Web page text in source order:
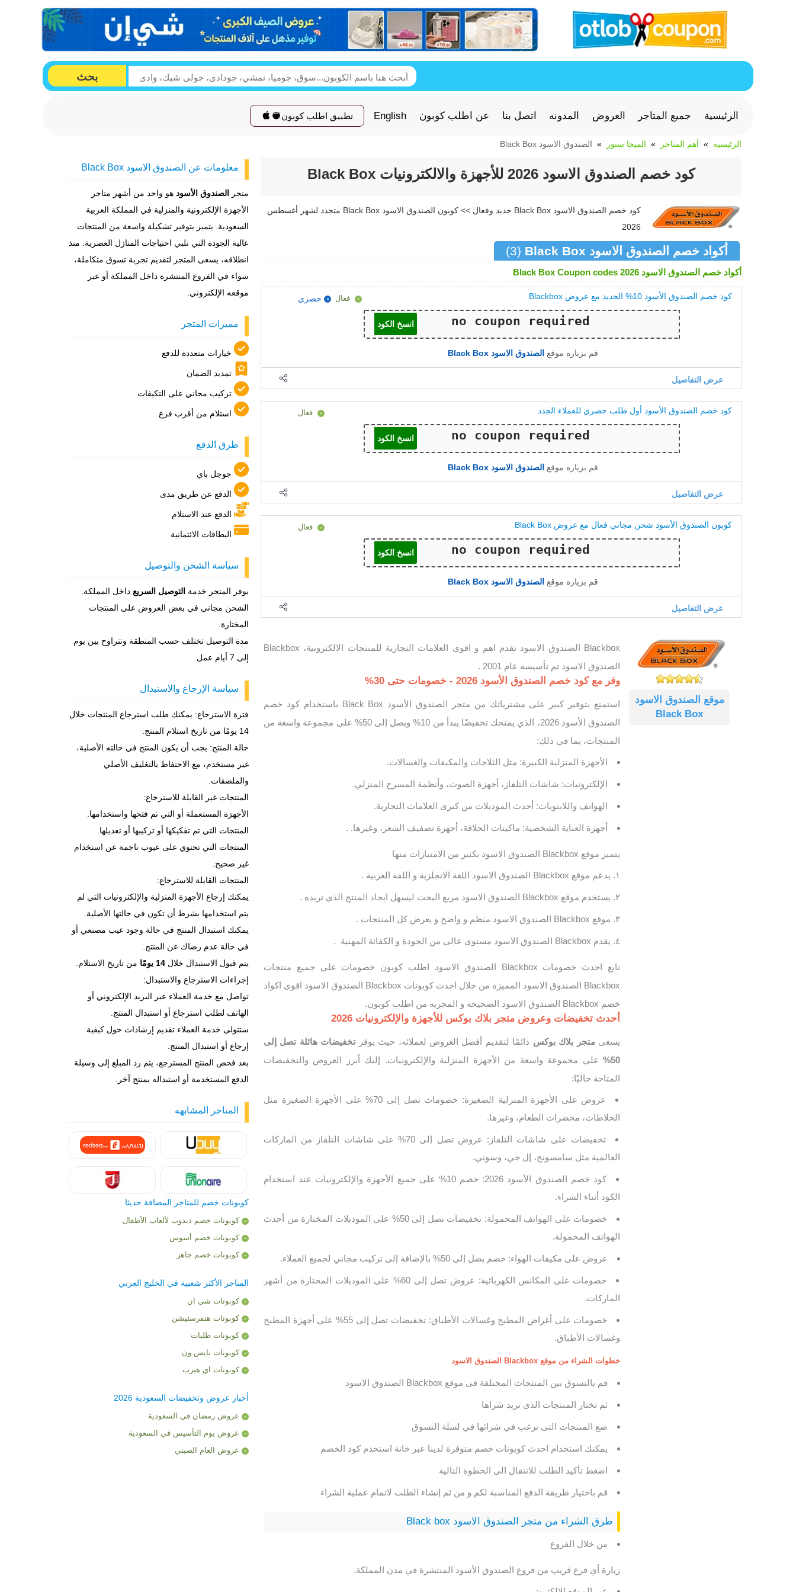
بحث
الرئيسية جميع المتاجر العروض المدونه اتصل بنا عن اطلب كوبون English تطبيق اطلب كوبون
الرئيسيه أهم المتاجر الميجا ستور الصندوق الاسود Black Box
كود خصم الصندوق الاسود 2026 للأجهزة والالكترونيات Black Box
كود خصم الصندوق الاسود Black Box جديد وفعال >> كوبون الصندوق الاسود Black Box متجدد لشهر أغسطس
2026
أكواد خصم الصندوق الاسود Black Box (3)
أكواد خصم الصندوق الاسود Black Box Coupon codes 2026
كود خصم الصندوق الأسود 10% الجديد مع عروض Blackbox فعال حصري
انسخ الكود
قم بزياره موقع الصندوق الاسود Black Box
عرض التفاصيل
كود خصم الصندوق الأسود أول طلب حصري للعملاء الجدد فعال
انسخ الكود
قم بزياره موقع الصندوق الاسود Black Box
عرض التفاصيل
كوبون الصندوق الأسود شحن مجاني فعال مع عروض Black Box فعال
انسخ الكود
قم بزياره موقع الصندوق الاسود Black Box
عرض التفاصيل
موقع الصندوق الاسود
Black Box
Blackbox الصندوق الاسود تقدم اهم و اقوى العلامات التجارية للمنتجات الالكترونية، Blackbox
الصندوق الاسود تم تأسيسه عام 2001 .
وفر مع كود خصم الصندوق الأسود 2026 - خصومات حتى 30%
استمتع بتوفير كبير على مشترياتك من متجر الصندوق الأسود Black Box باستخدام كود خصم
الصندوق الأسود 2026، الذي يمنحك تخفيضًا يبدأ من 10% ويصل إلى 50% على مجموعة واسعة من
المنتجات، بما في ذلك:
الأجهزة المنزلية الكبيرة: مثل الثلاجات والمكيفات والغسالات.
الإلكترونيات: شاشات التلفاز، أجهزة الصوت، وأنظمة المسرح المنزلي.
الهواتف واللابتوبات: أحدث الموديلات من كبرى العلامات التجارية.
أجهزة العناية الشخصية: ماكينات الحلاقة، أجهزة تصفيف الشعر، وغيرها. .
يتميز موقع Blackbox الصندوق الاسود بكثير من الامتيازات منها
يدعم موقع Blackbox الصندوق الاسود اللغة الانجلزية و اللفة العربية .
يستخدم موقع Blackbox الصندوق الاسود مربع البحث ليسهل ايجاد المنتج الذى تريده .
موقع Blackbox الصندوق الاسود منظم و واضح و يعرض كل المنتجات .
يقدم Blackbox الصندوق الاسود مستوى عالى من الجودة و الكفائة المهنية .
تابع احدث خصومات Blackbox الصندوق الاسود اطلب كوبون خصومات على جميع منتجات
Blackbox الصندوق الاسود المميزه من خلال احدث كوبونات Blackbox الصندوق الاسود اقوى اكواد
خصم Blackbox الصندوق الاسود الصحيحه و المجربه من اطلب كوبون.
أحدث تخفيضات وعروض متجر بلاك بوكس للأجهزة والإلكترونيات 2026
يسعىمتجر بلاك بوكس دائمًا لتقديم أفضل العروض لعملائه، حيث يوفرتخفيضات هائلة تصل إلى
50%
على مجموعة واسعة من الأجهزة المنزلية والإلكترونيات. إليك أبرز العروض والتخفيضات
المتاحة حاليًا:
عروض على الأجهزة المنزلية الصغيرة: خصومات تصل إلى 70% على الأجهزة الصغيرة مثل
الخلاطات، محضرات الطعام، وغيرها.
تخفيضات على شاشات التلفاز: عروض تصل إلى 70% على شاشات التلفاز من الماركات
العالمية مثل سامسونج، إل جي، وسوني.
كود خصم الصندوق الأسود 2026: خصم 10% على جميع الأجهزة والإلكترونيات عند استخدام
الكود أثناء الشراء.
خصومات على الهواتف المحمولة: تخفيضات تصل إلى 50% على الموديلات المختارة من أحدث
الهواتف المحمولة.
عروض على مكيفات الهواء: خصم يصل إلى 50% بالإضافة إلى تركيب مجاني لجميع العملاء.
خصومات على المكانس الكهربائية: عروض تصل إلى 60% على الموديلات المختارة من أشهر
الماركات.
خصومات على أغراض المطبخ وغسالات الأطباق: تخفيضات تصل إلى 55% على أجهزة المطبخ
وغسالات الأطباق.
خطوات الشراء من موقع Blackbox الصندوق الاسود
قم بالتسوق بين المنتجات المختلفة فى موقع Blackbox الصندوق الاسود
ثم تختار المنتجات الذى تريد شراها
ضع المنتجات التى ترغب في شرائها في لسلة التسوق
يمكنك استخدام احدث كوبونات خصم متوفرة لدينا عبر خانة استخدم كود الخصم
اضغط تأكيد الطلب للانتقال الى الخطوة التالية
قم باختيار طريقة الدفع المناسبة لكم و من ثم إنشاء الطلب لاتمام عملية الشراء
طرق الشراء من متجر الصندوق الاسود Black box
من خلال الفروع
زيارة أي فرع قريب من فروع الصندوق الأسود المنتشرة في مدن المملكة.
معلومات عن الصندوق الاسود Black Box
متجر الصندوق الأسود هو واحد من أشهر متاجر
الأجهزة الإلكترونية والمنزلية في المملكة العربية
السعودية. يتميز بتوفير تشكيلة واسعة من المنتجات
عالية الجودة التي تلبي احتياجات المنازل العصرية. منذ
انطلاقه، يسعى المتجر لتقديم تجربة تسوق متكاملة،
سواء في الفروع المنتشرة داخل المملكة أو عبر
موقعه الإلكتروني.
مميزات المتجر
خيارات متعددة للدفع
تمديد الضمان
تركيب مجاني على التكيفات
استلام من أقرب فرع
طرق الدفع
جوجل باي
الدفع عن طريق مدى
الدفع عند الاستلام
البطاقات الائتمانية
سياسة الشحن والتوصيل
يوفر المتجر خدمة التوصيل السريع داخل المملكة.
الشحن مجاني في بعض العروض على المنتجات
المختارة.
مدة التوصيل تختلف حسب المنطقة وتتراوح بين يوم
إلى 7 أيام عمل.
سياسة الإرجاع والاستبدال
فترة الاسترجاع: يمكنك طلب استرجاع المنتجات خلال
14 يومًا من تاريخ استلام المنتج.
حالة المنتج: يجب أن يكون المنتج في حالته الأصلية،
غير مستخدم، مع الاحتفاظ بالتغليف الأصلي
والملصقات.
المنتجات غير القابلة للاسترجاع:
الأجهزة المستعملة أو التي تم فتحها واستخدامها.
المنتجات التي تم تفكيكها أو تركيبها أو تعديلها.
المنتجات التي تحتوي على عيوب ناجمة عن استخدام
غير صحيح.
المنتجات القابلة للاسترجاع:
يمكنك إرجاع الأجهزة المنزلية والإلكترونيات التي لم
يتم استخدامها بشرط أن تكون في حالتها الأصلية.
يمكنك استبدال المنتج في حالة وجود عيب مصنعي أو
في حالة عدم رضاك عن المنتج.
يتم قبول الاستبدال خلال 14 يومًا
من تاريخ الاستلام.
إجراءات الاسترجاع والاستبدال:
تواصل مع خدمة العملاء عبر البريد الإلكتروني أو
الهاتف لطلب استرجاع أو استبدال المنتج.
ستتولى خدمة العملاء تقديم إرشادات حول كيفية
إرجاع أو استبدال المنتج.
بعد فحص المنتج المسترجع، يتم رد المبلغ إلى وسيلة
الدفع المستخدمة أو استبداله بمنتج آخر.
المتاجر المشابهه
كوبونات خصم للمتاجر المضافة حديثا
كوبونات خصم دبدوب لألعاب الأطفال
كوبونات خصم أسوس
كوبونات خصم جاهز
المتاجر الأكثر شعبية في الخليج العربي
كوبونات شي ان
كوبونات هنقرستيشن
كوبونات طلبات
كوبونات نايس ون
كوبونات اي هيرب
أخبار عروض وتخفيضات السعودية 2026
عروض رمضان في السعودية
عروض يوم التأسيس في السعودية
عروض العام الصيني